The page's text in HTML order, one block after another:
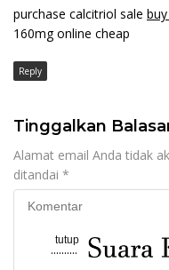
purchase calcitriol sale
160mg online cheap
Reply
Tinggalkan
Alamat email Anda tidak
ditandai *
tutup
..........